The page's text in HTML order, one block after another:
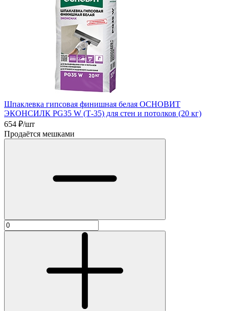
Шпаклевка гипсовая финишная белая ОСНОВИТ
ЭКОНСИЛК PG35 W (Т-35) для стен и потолков (20 кг)
654 ₽/шт
Продаётся мешками